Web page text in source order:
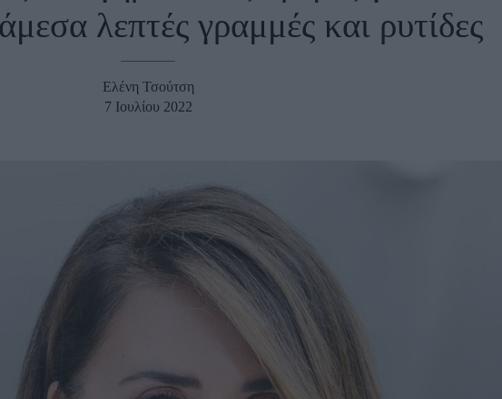
Celebrities
Χωρίς Ταμπέλες
Γάμος Market News
λεπτές γραμμές και ρυτίδες
Ελένη Τσούτση
7 Ιουλίου 2022